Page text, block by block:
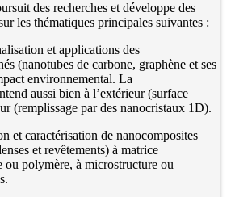
des recherches et développe des
les thématiques principales suivantes :
et applications des
(nanotubes de carbone, graphène et ses
environnemental. La
aussi bien à l’extérieur (surface
(remplissage par des nanocristaux 1D).
et caractérisation de nanocomposites
et revêtements) à matrice
ou polymère, à microstructure ou